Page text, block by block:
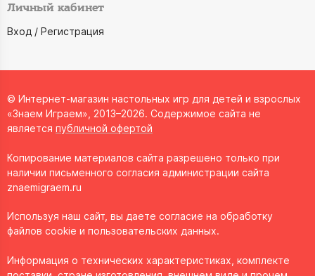
Личный кабинет
Вход / Регистрация
© Интернет-магазин настольных игр для детей и взрослых
«Знаем Играем», 2013–2026. Содержимое сайта не
является публичной офертой
Копирование материалов сайта разрешено только при
наличии письменного согласия администрации сайта
znaemigraem.ru
Используя наш сайт, вы даете согласие на обработку
файлов cookie и пользовательских данных.
Информация о технических характеристиках, комплекте